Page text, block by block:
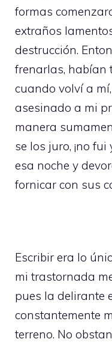
formas
extraños
destrucción.
frenarlas, habían
cuando volví a
asesinado a mi
manera
se los juro, ¡no
esa noche y
fornicar con sus
Escribir era lo
mi trastornada
pues la delirante
constantemente
terreno. No